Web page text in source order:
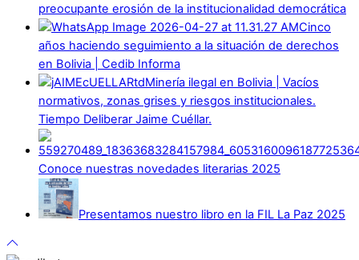
preocupante erosión de la institucionalidad democrática
Cinco
años haciendo seguimiento a la situación de derechos
en Bolivia | Cedib Informa
Minería ilegal en Bolivia | Vacíos
normativos, zonas grises y riesgos institucionales.
Tiempo Deliberar Jaime Cuéllar.
Conoce nuestras novedades literarias 2025
Presentamos nuestro libro en la FIL La Paz 2025